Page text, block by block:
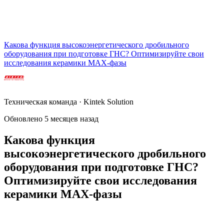
Какова функция высокоэнергетического дробильного
оборудования при подготовке ГНС? Оптимизируйте свои
исследования керамики MAX-фазы
Техническая команда · Kintek Solution
Обновлено 5 месяцев назад
Какова функция
высокоэнергетического дробильного
оборудования при подготовке ГНС?
Оптимизируйте свои исследования
керамики MAX-фазы